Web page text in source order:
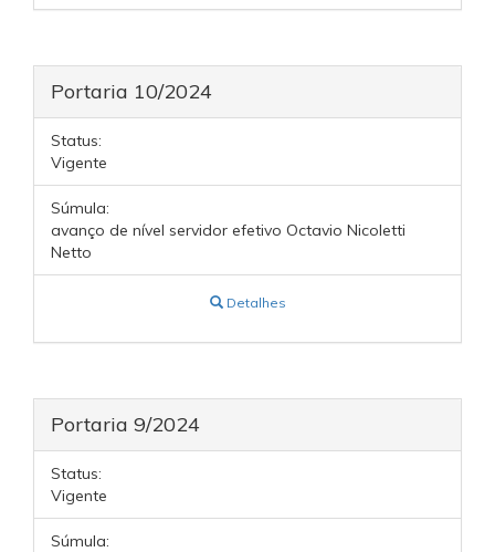
Portaria 10/2024
Status:
Vigente
Súmula:
avanço de nível servidor efetivo Octavio Nicoletti
Netto
Detalhes
Portaria 9/2024
Status:
Vigente
Súmula: